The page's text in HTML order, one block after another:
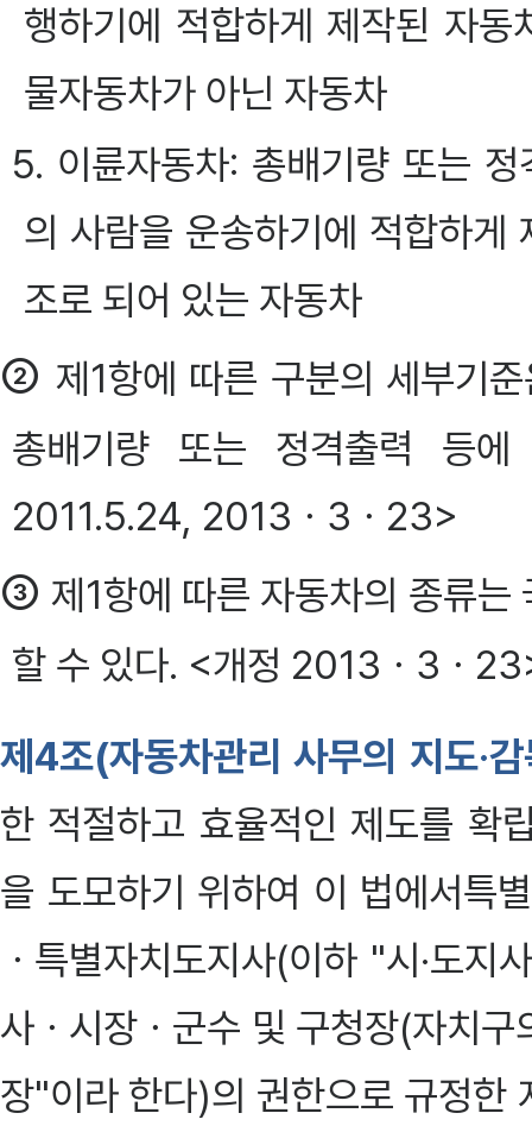
행하기에 적합하게 제작된 자
물자동차가 아닌 자동차
5. 이륜자동차: 총배기량 또는
의 사람을 운송하기에 적합하게
조로 되어 있는 자동차
② 제1항에 따른 구분의 세부기
총배기량 또는 정격출력 등에
2011.5.24, 2013ㆍ3ㆍ23>
③ 제1항에 따른 자동차의 종류
할 수 있다. <개정 2013ㆍ3ㆍ
제4조(자동차관리 사무의 지도·
한 적절하고 효율적인 제도를 확
을 도모하기 위하여 이 법에서특
ㆍ특별자치도지사(이하 "시·도
사ㆍ시장ㆍ군수 및 구청장(자치구
장"이라 한다)의 권한으로 규정한